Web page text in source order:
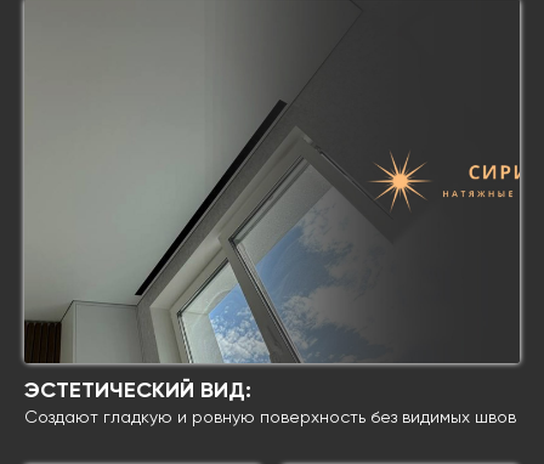
ЭСТЕТИЧЕСКИЙ ВИД:
Cоздают гладкую и ровную поверхность без видимых швов